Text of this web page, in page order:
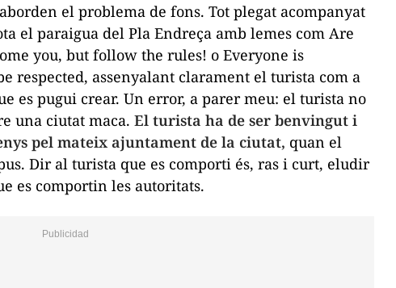
el problema de fons. Tot plegat acompanyat
el paraigua del Pla Endreça amb lemes com Are
you, but follow the rules! o Everyone is
respected, assenyalant clarament el turista com a
es pugui crear. Un error, a parer meu: el turista no
una ciutat maca. El turista ha de ser benvingut i
pel mateix ajuntament de la ciutat, quan el
Dir al turista que es comporti és, ras i curt, eludir
es comportin les autoritats.